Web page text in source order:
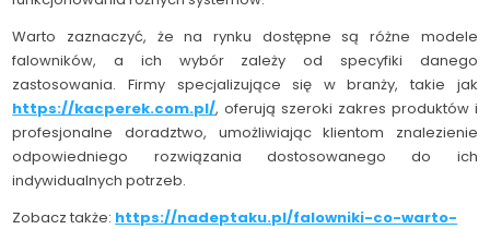
Warto zaznaczyć, że na rynku dostępne są różne modele
falowników, a ich wybór zależy od specyfiki danego
zastosowania. Firmy specjalizujące się w branży, takie jak
https://kacperek.com.pl/, oferują szeroki zakres produktów i
profesjonalne doradztwo, umożliwiając klientom znalezienie
odpowiedniego rozwiązania dostosowanego do ich
indywidualnych potrzeb.
Zobacz także: https://nadeptaku.pl/falowniki-co-warto-